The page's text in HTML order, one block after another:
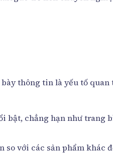
thông tin là yếu tố quan
bật, chẳng hạn như trang
so với các sản phẩm khác